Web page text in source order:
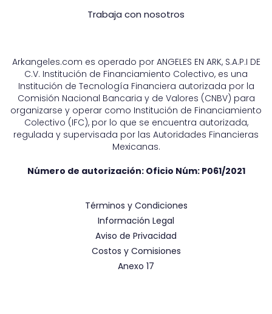
Trabaja con nosotros
Arkangeles.com es operado por ANGELES EN ARK, S.A.P.I DE
C.V. Institución de Financiamiento Colectivo, es una
Institución de Tecnología Financiera autorizada por la
Comisión Nacional Bancaria y de Valores (CNBV) para
organizarse y operar como Institución de Financiamiento
Colectivo (IFC), por lo que se encuentra autorizada,
regulada y supervisada por las Autoridades Financieras
Mexicanas.
Número de autorización: Oficio Núm: P061/2021
Términos y Condiciones
Información Legal
Aviso de Privacidad
Costos y Comisiones
Anexo 17